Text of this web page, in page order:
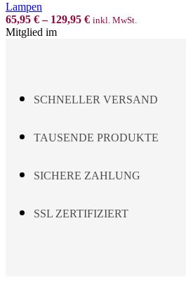
may
Lampen
65,95 €– 129,95 € inkl. MwSt.
Mitglied im
SCHNELLER VERSAND
TAUSENDE PRODUKTE
SICHERE ZAHLUNG
SSL ZERTIFIZIERT